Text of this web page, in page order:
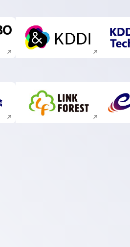
ドウで開く 新規ウィンドウで開く
ドウで開く 新規ウィンドウで開く